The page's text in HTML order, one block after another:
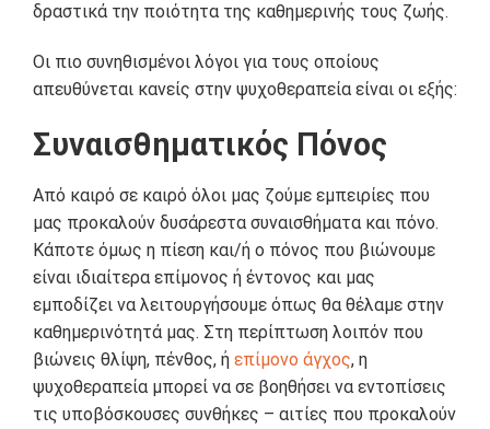
δραστικά την ποιότητα της καθημερινής τους ζωής.
Οι πιο συνηθισμένοι λόγοι για τους οποίους
απευθύνεται κανείς στην ψυχοθεραπεία είναι οι εξής:
Συναισθηματικός Πόνος
Από καιρό σε καιρό όλοι μας ζούμε εμπειρίες που
μας προκαλούν δυσάρεστα συναισθήματα και πόνο.
Κάποτε όμως η πίεση και/ή ο πόνος που βιώνουμε
είναι ιδιαίτερα επίμονος ή έντονος και μας
εμποδίζει να λειτουργήσουμε όπως θα θέλαμε στην
καθημερινότητά μας. Στη περίπτωση λοιπόν που
βιώνεις θλίψη, πένθος, ή επίμονο άγχος, η
ψυχοθεραπεία μπορεί να σε βοηθήσει να εντοπίσεις
τις υποβόσκουσες συνθήκες – αιτίες που προκαλούν